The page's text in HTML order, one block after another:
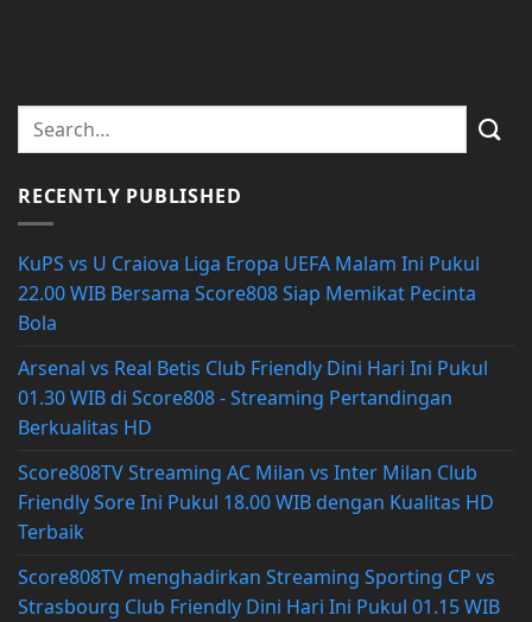
RECENTLY PUBLISHED
KuPS vs U Craiova Liga Eropa UEFA Malam Ini Pukul
22.00 WIB Bersama Score808 Siap Memikat Pecinta
Bola
Arsenal vs Real Betis Club Friendly Dini Hari Ini Pukul
01.30 WIB di Score808 - Streaming Pertandingan
Berkualitas HD
Score808TV Streaming AC Milan vs Inter Milan Club
Friendly Sore Ini Pukul 18.00 WIB dengan Kualitas HD
Terbaik
Score808TV menghadirkan Streaming Sporting CP vs
Strasbourg Club Friendly Dini Hari Ini Pukul 01.15 WIB